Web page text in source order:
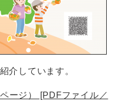
介しています。
ージ） [PDFファイル／